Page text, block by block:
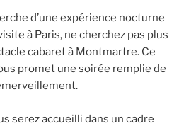
d’une expérience nocturne
à Paris, ne cherchez pas plus
cabaret à Montmartre. Ce
promet une soirée remplie de
serez accueilli dans un cadre